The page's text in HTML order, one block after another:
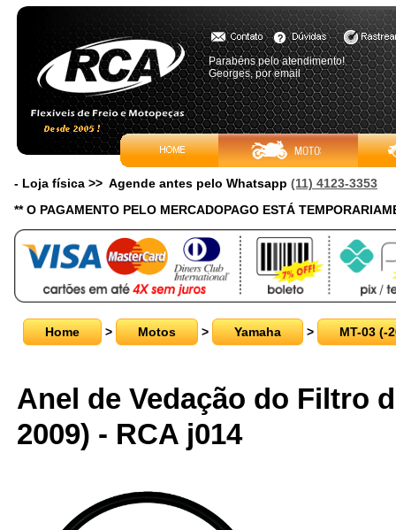
Parabéns pelo atendimento!
Georges, por email
- Loja física >> Agende antes pelo Whatsapp (11) 4123-3353
** O PAGAMENTO PELO MERCADOPAGO ESTÁ
Home > Motos > Yamaha > MT-03 (-
Anel de Vedação do Filtro
2009) - RCA j014